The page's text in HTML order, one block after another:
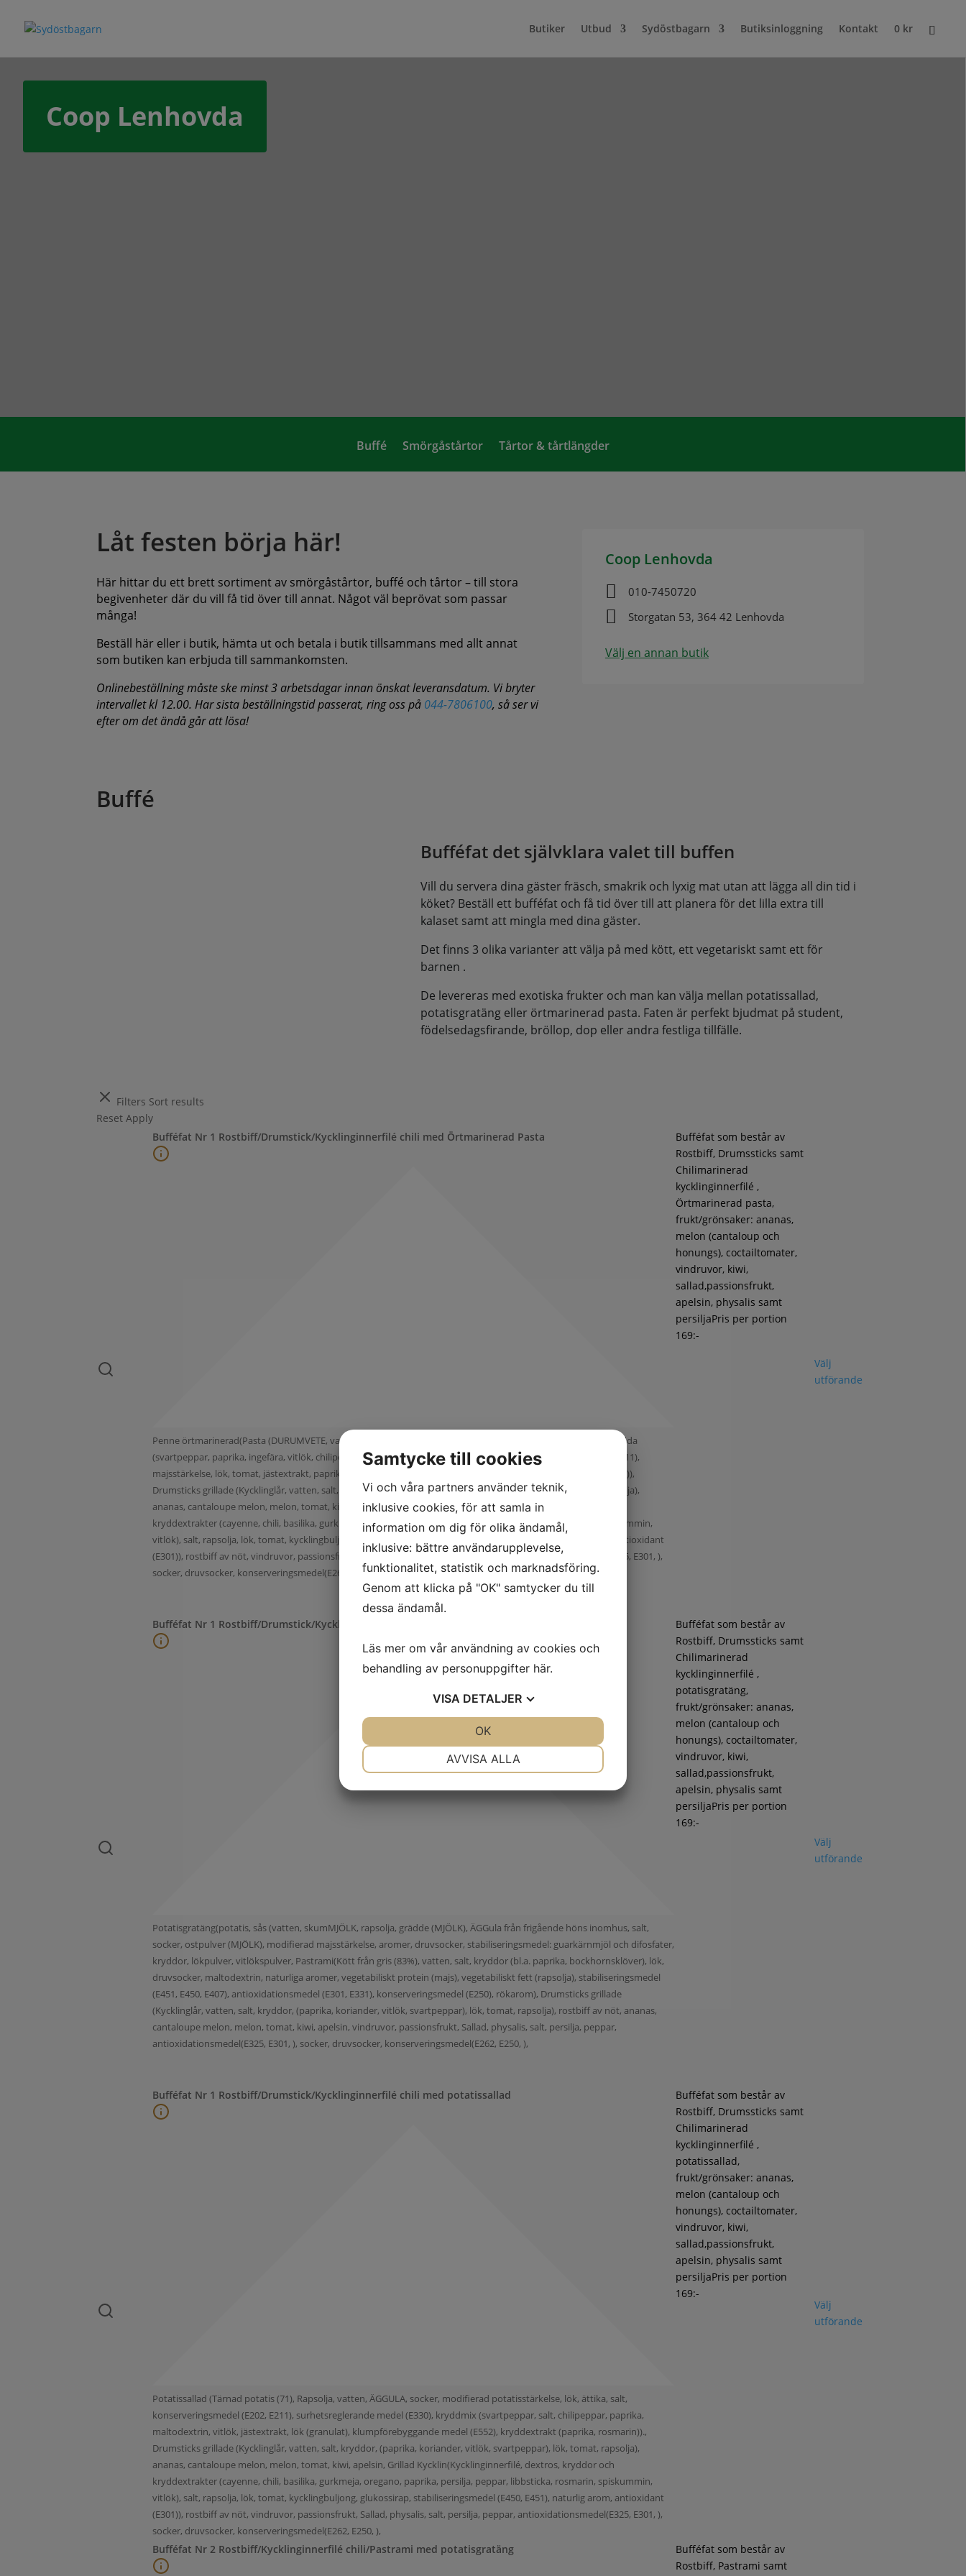
Butiker Utbud Sydöstbagarn Butiksinloggning Kontakt 0 kr
Coop Lenhovda
Buffé Smörgåstårtor Tårtor & tårtlängder
Låt festen börja här!
Här hittar du ett brett sortiment av smörgåstårtor, buffé och tårtor – till stora
begivenheter där du vill få tid över till annat. Något väl beprövat som passar
många!
Beställ här eller i butik, hämta ut och betala i butik tillsammans med allt annat
som butiken kan erbjuda till sammankomsten.
Onlinebeställning måste ske minst 3 arbetsdagar innan önskat leveransdatum. Vi bryter
intervallet kl 12.00. Har sista beställningstid passerat, ring oss på 044-7806100, så ser vi
efter om det ändå går att lösa!
Coop Lenhovda
 010-7450720
 Storgatan 53, 364 42 Lenhovda
Välj en annan butik
Buffé
Bufféfat det självklara valet till buffen
Vill du servera dina gäster fräsch, smakrik och lyxig mat utan att lägga all din tid i
köket? Beställ ett bufféfat och få tid över till att planera för det lilla extra till
kalaset samt att mingla med dina gäster.
Det finns 3 olika varianter att välja på med kött, ett vegetariskt samt ett för
barnen .
De levereras med exotiska frukter och man kan välja mellan potatissallad,
potatisgratäng eller örtmarinerad pasta. Faten är perfekt bjudmat på student,
födelsedagsfirande, bröllop, dop eller andra festliga tillfälle.
Filters Sort results
ResetApply
Bufféfat Nr 1 Rostbiff/Drumstick/Kycklinginnerfilé chili med Örtmarinerad Pasta
Penne örtmarinerad(Pasta (DURUMVETE, vatten), marinad (vatten, rapsolja, salt, vitvinsvinäger, äppeljuice, krydda
(svartpeppar, paprika, ingefära, vitlök, chilipeppar, spiskummin, cayennepeppar), konserveringsmedel (E202, E211),
majsstärkelse, lök, tomat, jästextrakt, paprikaextrakt, örter (persilja, gräslök, oregano, timjan, basilika, koriander)),
Drumsticks grillade (Kycklinglår, vatten, salt, kryddor, (paprika, koriander, vitlök, svartpeppar), lök, tomat, rapsolja),
ananas, cantaloupe melon, melon, tomat, kiwi, apelsin, Grillad Kycklin(Kycklinginnerfilé, dextros, kryddor och
kryddextrakter (cayenne, chili, basilika, gurkmeja, oregano, paprika, persilja, peppar, libbsticka, rosmarin, spiskummin,
vitlök), salt, rapsolja, lök, tomat, kycklingbuljong, glukossirap, stabiliseringsmedel (E450, E451), naturlig arom, antioxidant
(E301)), rostbiff av nöt, vindruvor, passionsfrukt, Sallad, physalis, salt, persilja, peppar, antioxidationsmedel(E325, E301, ),
socker, druvsocker, konserveringsmedel(E262, E250, ),
Bufféfat som består av
Rostbiff, Drumssticks samt
Chilimarinerad
kycklinginnerfilé ,
Örtmarinerad pasta,
frukt/grönsaker: ananas,
melon (cantaloup och
honungs), coctailtomater,
vindruvor, kiwi,
sallad,passionsfrukt,
apelsin, physalis samt
persiljaPris per portion
169:-
Välj
utförande
Bufféfat Nr 1 Rostbiff/Drumstick/Kycklinginnerfilé chili med potatisgratäng
Potatisgratäng(potatis, sås (vatten, skumMJÖLK, rapsolja, grädde (MJÖLK), ÄGGula från frigående höns inomhus, salt,
socker, ostpulver (MJÖLK), modifierad majsstärkelse, aromer, druvsocker, stabiliseringsmedel: guarkärnmjöl och difosfater,
kryddor, lökpulver, vitlökspulver, Pastrami(Kött från gris (83%), vatten, salt, kryddor (bl.a. paprika, bockhornsklöver), lök,
druvsocker, maltodextrin, naturliga aromer, vegetabiliskt protein (majs), vegetabiliskt fett (rapsolja), stabiliseringsmedel
(E451, E450, E407), antioxidationsmedel (E301, E331), konserveringsmedel (E250), rökarom), Drumsticks grillade
(Kycklinglår, vatten, salt, kryddor, (paprika, koriander, vitlök, svartpeppar), lök, tomat, rapsolja), rostbiff av nöt, ananas,
cantaloupe melon, melon, tomat, kiwi, apelsin, vindruvor, passionsfrukt, Sallad, physalis, salt, persilja, peppar,
antioxidationsmedel(E325, E301, ), socker, druvsocker, konserveringsmedel(E262, E250, ),
Bufféfat som består av
Rostbiff, Drumssticks samt
Chilimarinerad
kycklinginnerfilé ,
potatisgratäng,
frukt/grönsaker: ananas,
melon (cantaloup och
honungs), coctailtomater,
vindruvor, kiwi,
sallad,passionsfrukt,
apelsin, physalis samt
persiljaPris per portion
169:-
Välj
utförande
Bufféfat Nr 1 Rostbiff/Drumstick/Kycklinginnerfilé chili med potatissallad
Potatissallad (Tärnad potatis (71), Rapsolja, vatten, ÄGGULA, socker, modifierad potatisstärkelse, lök, ättika, salt,
konserveringsmedel (E202, E211), surhetsreglerande medel (E330), kryddmix (svartpeppar, salt, chilipeppar, paprika,
maltodextrin, vitlök, jästextrakt, lök (granulat), klumpförebyggande medel (E552), kryddextrakt (paprika, rosmarin)).,
Drumsticks grillade (Kycklinglår, vatten, salt, kryddor, (paprika, koriander, vitlök, svartpeppar), lök, tomat, rapsolja),
ananas, cantaloupe melon, melon, tomat, kiwi, apelsin, Grillad Kycklin(Kycklinginnerfilé, dextros, kryddor och
kryddextrakter (cayenne, chili, basilika, gurkmeja, oregano, paprika, persilja, peppar, libbsticka, rosmarin, spiskummin,
vitlök), salt, rapsolja, lök, tomat, kycklingbuljong, glukossirap, stabiliseringsmedel (E450, E451), naturlig arom, antioxidant
(E301)), rostbiff av nöt, vindruvor, passionsfrukt, Sallad, physalis, salt, persilja, peppar, antioxidationsmedel(E325, E301, ),
socker, druvsocker, konserveringsmedel(E262, E250, ),
Bufféfat som består av
Rostbiff, Drumssticks samt
Chilimarinerad
kycklinginnerfilé ,
potatissallad,
frukt/grönsaker: ananas,
melon (cantaloup och
honungs), coctailtomater,
vindruvor, kiwi,
sallad,passionsfrukt,
apelsin, physalis samt
persiljaPris per portion
169:-
Välj
utförande
Bufféfat Nr 2 Rostbiff/Kycklinginnerfilé chili/Pastrami med potatisgratäng
Bufféfat som består av
Rostbiff, Pastrami samt
Samtycke till cookies
Vi och våra partners använder teknik,
inklusive cookies, för att samla in
information om dig för olika ändamål,
inklusive: bättre användarupplevelse,
funktionalitet, statistik och marknadsföring.
Genom att klicka på "OK" samtycker du till
dessa ändamål.
Läs mer om vår användning av cookies och
behandling av personuppgifter här.
VISA DETALJER
AVVISA ALLA
OK